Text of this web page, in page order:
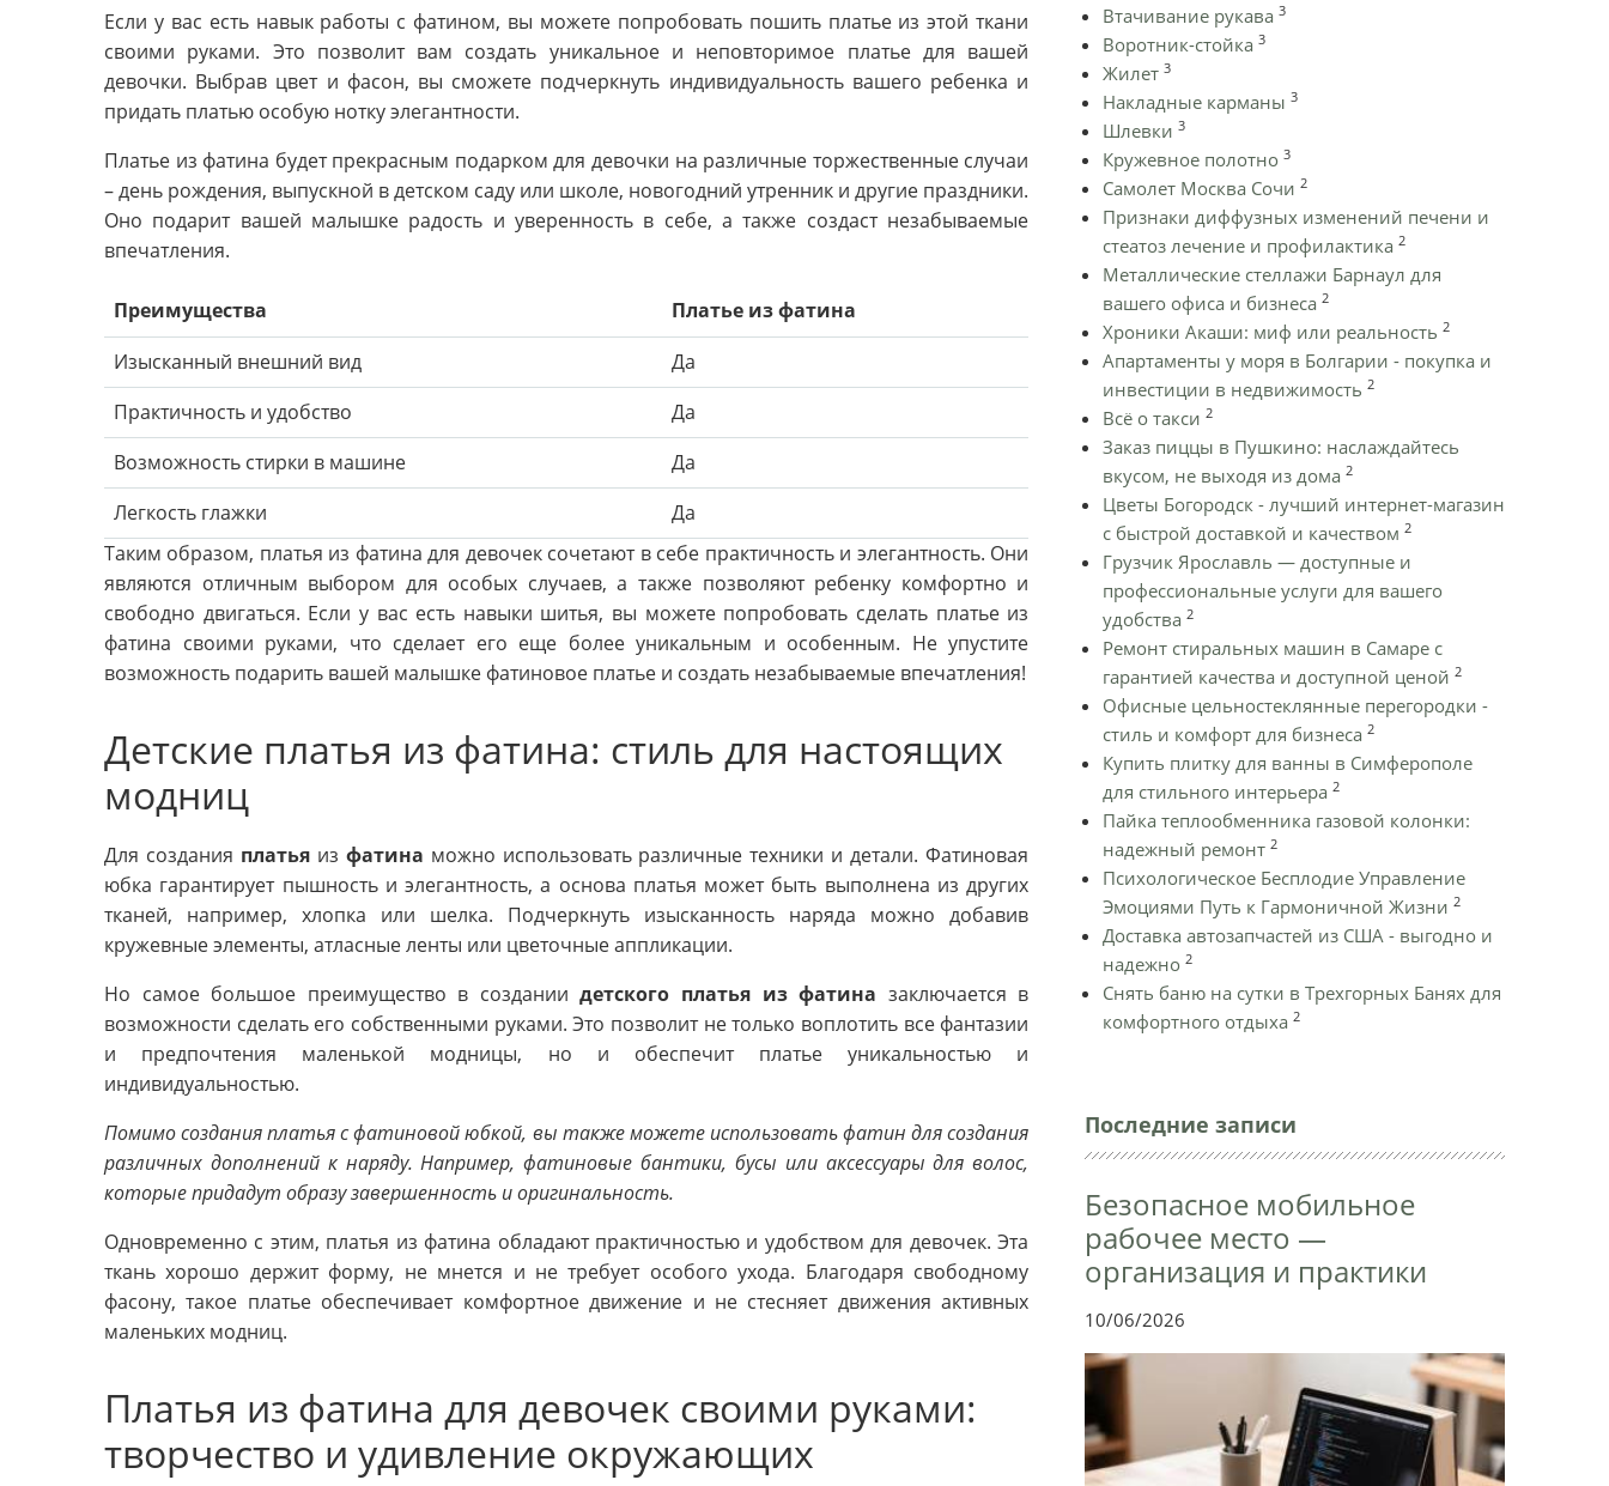
Если у вас есть навык работы с фатином, вы можете попробовать пошить платье из этой ткани
своими руками. Это позволит вам создать уникальное и неповторимое платье для вашей
девочки. Выбрав цвет и фасон, вы сможете подчеркнуть индивидуальность вашего ребенка и
придать платью особую нотку элегантности.
Платье из фатина будет прекрасным подарком для девочки на различные торжественные случаи
– день рождения, выпускной в детском саду или школе, новогодний утренник и другие праздники.
Оно подарит вашей малышке радость и уверенность в себе, а также создаст незабываемые
впечатления.
Преимущества
Платье из фатина
Изысканный внешний вид
Да
Практичность и удобство
Да
Возможность стирки в машине
Да
Легкость глажки
Да
Таким образом, платья из фатина для девочек сочетают в себе практичность и элегантность. Они
являются отличным выбором для особых случаев, а также позволяют ребенку комфортно и
свободно двигаться. Если у вас есть навыки шитья, вы можете попробовать сделать платье из
фатина своими руками, что сделает его еще более уникальным и особенным. Не упустите
возможность подарить вашей малышке фатиновое платье и создать незабываемые впечатления!
Детские платья из фатина: стиль для настоящих
модниц
Для создания платьяиз фатина можно использовать различные техники и детали. Фатиновая
юбка гарантирует пышность и элегантность, а основа платья может быть выполнена из других
тканей, например, хлопка или шелка. Подчеркнуть изысканность наряда можно добавив
кружевные элементы, атласные ленты или цветочные аппликации.
Но самое большое преимущество в созданиидетского платья из фатина заключается в
возможности сделать его собственными руками. Это позволит не только воплотить все фантазии
и предпочтения маленькой модницы, но и обеспечит платье уникальностью и
индивидуальностью.
Помимо создания платья с фатиновой юбкой, вы также можете использовать фатин для создания
различных дополнений к наряду. Например, фатиновые бантики, бусы или аксессуары для волос,
которые придадут образу завершенность и оригинальность.
Одновременно с этим, платья из фатина обладают практичностью и удобством для девочек. Эта
ткань хорошо держит форму, не мнется и не требует особого ухода. Благодаря свободному
фасону, такое платье обеспечивает комфортное движение и не стесняет движения активных
маленьких модниц.
Платья из фатина для девочек своими руками:
творчество и удивление окружающих
Втачивание рукава 3
Воротник-стойка 3
Жилет 3
Накладные карманы 3
Шлевки 3
Кружевное полотно 3
Самолет Москва Сочи 2
Признаки диффузных изменений печени и
стеатоз лечение и профилактика 2
Металлические стеллажи Барнаул для
вашего офиса и бизнеса 2
Хроники Акаши: миф или реальность 2
Апартаменты у моря в Болгарии - покупка и
инвестиции в недвижимость 2
Всё о такси 2
Заказ пиццы в Пушкино: наслаждайтесь
вкусом, не выходя из дома 2
Цветы Богородск - лучший интернет-магазин
с быстрой доставкой и качеством 2
Грузчик Ярославль — доступные и
профессиональные услуги для вашего
удобства 2
Ремонт стиральных машин в Самаре с
гарантией качества и доступной ценой 2
Офисные цельностеклянные перегородки -
стиль и комфорт для бизнеса 2
Купить плитку для ванны в Симферополе
для стильного интерьера 2
Пайка теплообменника газовой колонки:
надежный ремонт 2
Психологическое Бесплодие Управление
Эмоциями Путь к Гармоничной Жизни 2
Доставка автозапчастей из США - выгодно и
надежно 2
Снять баню на сутки в Трехгорных Банях для
комфортного отдыха 2
Последние записи
Безопасное мобильное
рабочее место —
организация и практики
10/06/2026